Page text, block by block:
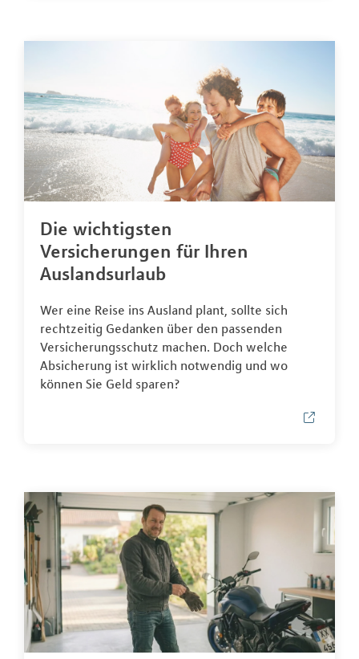
Die wichtigsten
Versicherungen für Ihren
Auslandsurlaub
Wer eine Reise ins Ausland plant, sollte sich
rechtzeitig Gedanken über den passenden
Versicherungsschutz machen. Doch welche
Absicherung ist wirklich notwendig und wo
können Sie Geld sparen?